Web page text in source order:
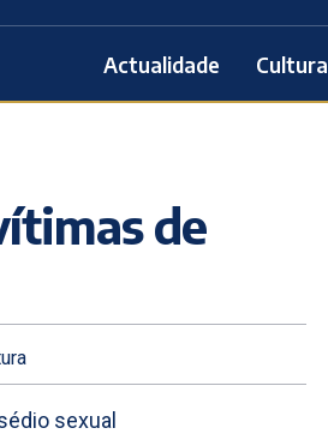
Actualidade Cultura
de